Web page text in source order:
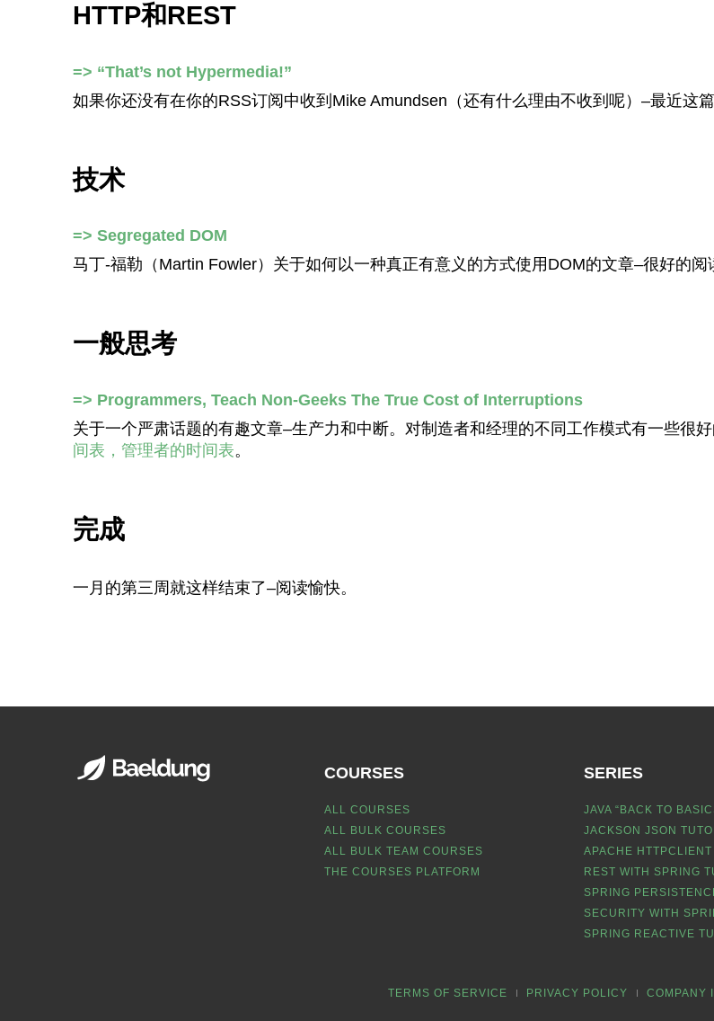
HTTP和REST
=> “That’s not Hypermedia!”
如果你还没有在你的RSS订阅中收到Mike Amundsen（还有什么理由不收到呢）–最近这
技术
=> Segregated DOM
马丁-福勒（Martin Fowler）关于如何以一种真正有意义的方式使用DOM的文章–很好的阅
一般思考
=> Programmers, Teach Non-Geeks The True Cost of Interruptions
关于一个严肃话题的有趣文章–生产力和中断。对制造者和经理的不同工作模式有一些很
间表，管理者的时间表。
完成
一月的第三周就这样结束了–阅读愉快。
COURSES
ALL COURSES
ALL BULK COURSES
ALL BULK TEAM COURSES
THE COURSES PLATFORM
SERIES
JAVA “BACK TO
JACKSON JSON
APACHE
REST WITH SPRING
SPRING
SECURITY WITH
SPRING REACTIVE
TERMS OF SERVICE PRIVACY POLICY COMPANY